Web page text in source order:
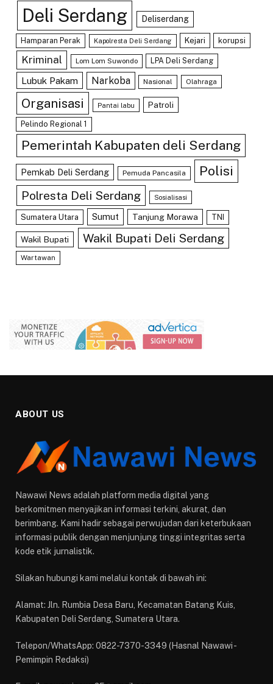
Deli Serdang Deliserdang
Hamparan Perak Kapolresta Deli Serdang Kejari korupsi
Kriminal Lom Lom Suwondo LPA Deli Serdang
Lubuk Pakam Narkoba Nasional Olahraga
Organisasi Pantai labu Patroli
Pelindo Regional 1
Pemerintah Kabupaten deli Serdang
Pemkab Deli Serdang Pemuda Pancasila Polisi
Polresta Deli Serdang Sosialisasi
Sumatera Utara Sumut Tanjung Morawa TNI
Wakil Bupati Wakil Bupati Deli Serdang
Wartawan
ABOUT US
Nawawi News adalah platform media digital yang
berkomitmen menyajikan informasi terkini, akurat, dan
berimbang. Kami hadir sebagai perwujudan dari keterbukaan
informasi publik dengan menjunjung tinggi integritas serta
kode etik jurnalistik.
Silakan hubungi kami melalui kontak di bawah ini:
Alamat: Jln. Rumbia Desa Baru, Kecamatan Batang Kuis,
Kabupaten Deli Serdang, Sumatera Utara.
Telepon/WhatsApp: 0822-7370-3349 (Hasnal Nawawi -
Pemimpin Redaksi)